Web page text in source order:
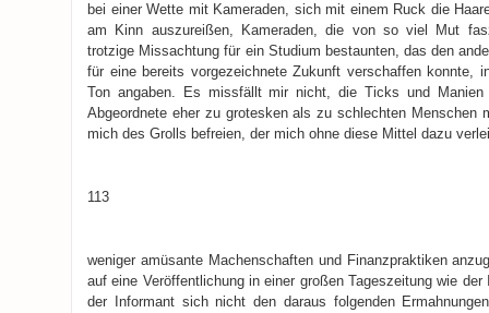
bei einer Wette mit Kameraden, sich mit einem Ruck die
am Kinn auszureißen, Kameraden, die von so viel Mut
trotzige Missachtung für ein Studium bestaunten, das den
für eine bereits vorgezeichnete Zukunft verschaffen konnte,
Ton angaben. Es missfällt mir nicht, die Ticks und
Abgeordnete eher zu grotesken als zu schlechten Menschen
mich des Grolls befreien, der mich ohne diese Mittel dazu
113
weniger amüsante Machenschaften und Finanzpraktiken
auf eine Veröffentlichung in einer großen Tageszeitung wie
der Informant sich nicht den daraus folgenden